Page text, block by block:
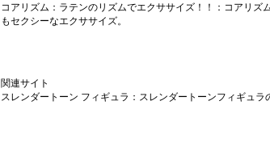
コアリズム：ラテンのリズムでエクササイズ！！
：コアリズ
もセクシーなエクササイズ。
関連サイト
スレンダートーン フィギュラ ：スレンダートーンフィギュ